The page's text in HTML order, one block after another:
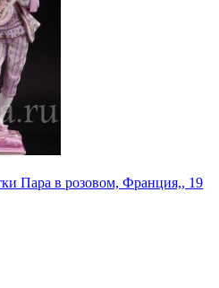
Пара в розовом, Франция,, 19